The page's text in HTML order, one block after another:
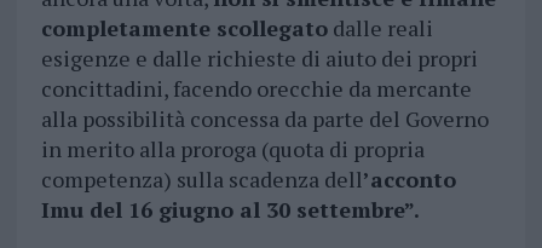
completamente scollegatodalle reali
esigenze e dalle richieste di aiuto dei propri
concittadini, facendo orecchie da mercante
alla possibilità concessa da parte del Governo
in merito alla proroga (quota di propria
competenza) sulla scadenza dell’acconto
Imu del 16 giugno al 30 settembre”.